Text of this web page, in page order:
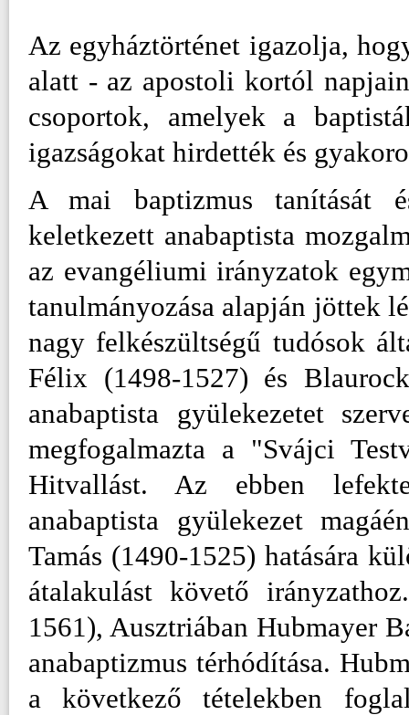
Az egyháztörténet igazolja,
alatt - az apostoli kortól
csoportok, amelyek a
igazságokat hirdették és
A mai baptizmus tanítását
keletkezett anabaptista
az evangéliumi irányzatok
tanulmányozása alapján jöttek
nagy felkészültségű tudósok
Félix (1498-1527) és
anabaptista gyülekezetet
megfogalmazta a "Svájci
Hitvallást. Az ebben
anabaptista gyülekezet
Tamás (1490-1525) hatására
átalakulást követő
1561), Ausztriában Hubmayer
anabaptizmus térhódítása.
a következő tételekben